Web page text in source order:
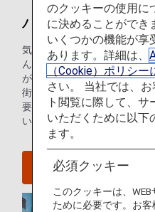
ハノイを知ろう
気取りのない、混沌とした様
んのスクーターが行き交い
がどこまでも続いてにぎわ
街、壮麗なフレンチクォー
要塞を訪ねたあとは、濃い
いいビールで一休みしてくだ
ハノイへのフ
のクッキーの使用に
に決めることができ
いくつかの機能が享
あります。詳細は、
（Cookie）ポリシー
さい。 当社では、
ト閲覧に際して、
いただくために以下
ます。
必須クッキー
このクッキーは、
ために必要です。お